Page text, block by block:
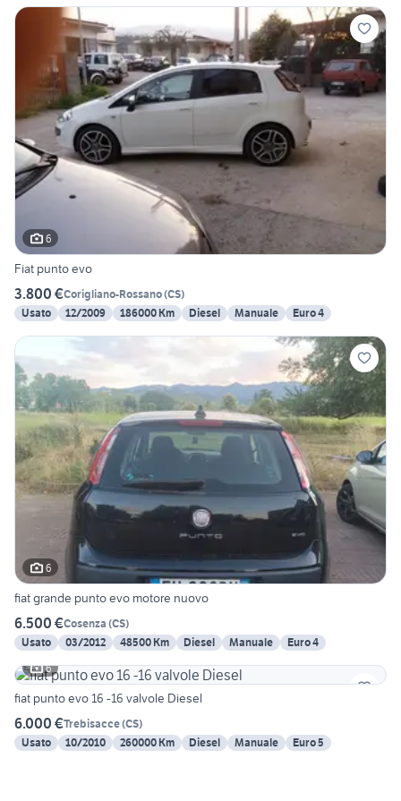
6
Fiat punto evo
3.800 €Corigliano-Rossano(CS)
Usato
12/2009 186000 Km Diesel Manuale Euro 4
6
fiat grande punto evo motore nuovo
6.500 €Cosenza (CS)
Usato
03/2012 48500 Km Diesel Manuale
Euro 4
6
fiat punto evo 16 -16 valvole Diesel
6.000 €Trebisacce(CS)
Usato
10/2010 260000 Km Diesel Manuale Euro 5